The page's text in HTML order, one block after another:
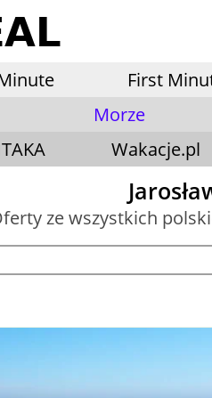
First
Morze
Wakacje.pl
ze wszystkich